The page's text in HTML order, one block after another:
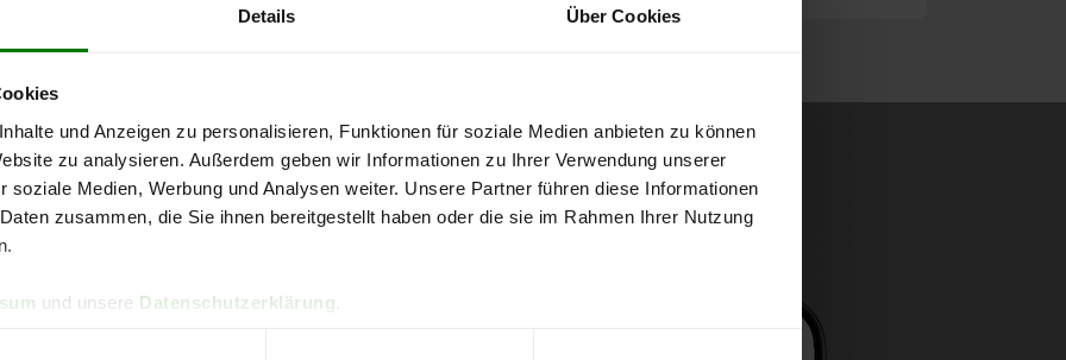
Details Über Cookies
und Anzeigen zu personalisieren, Funktionen für soziale Medien anbieten zu können
zu analysieren. Außerdem geben wir Informationen zu Ihrer Verwendung unserer
soziale Medien, Werbung und Analysen weiter. Unsere Partner führen diese Informationen
zusammen, die Sie ihnen bereitgestellt haben oder die sie im Rahmen Ihrer Nutzung
und unsere Datenschutzerklärung
kostenlose
direkt online bestellen